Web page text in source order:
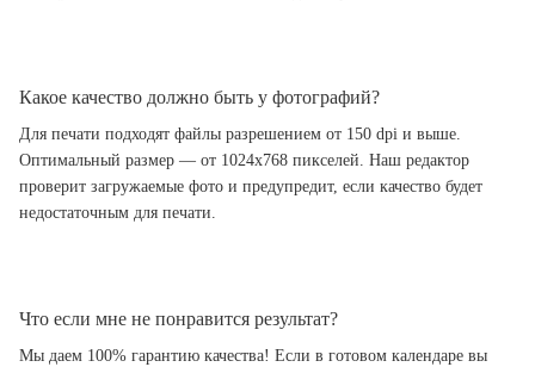
Какое качество должно быть у фотографий?
Для печати подходят файлы разрешением от 150 dpi и выше.
Оптимальный размер — от 1024x768 пикселей. Наш редактор
проверит загружаемые фото и предупредит, если качество будет
недостаточным для печати.
Что если мне не понравится результат?
Мы даем 100% гарантию качества! Если в готовом календаре вы